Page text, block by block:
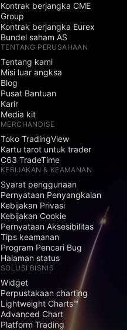
Kontrak berjangka CME
Group
Kontrak berjangka Eurex
Bundel saham AS
TENTANG PERUSAHAAN
Tentang kami
Misi luar angksa
Blog
Pusat Bantuan
Karir
Media kit
MERCHANDISE
Toko TradingView
Kartu tarot untuk trader
C63 TradeTime
KEBIJAKAN & KEAMANAN
Syarat penggunaan
Pernyataan Penyangkalan
Kebijakan Privasi
Kebijakan Cookie
Pernyataan Aksesibilitas
Tips keamanan
Program Pencari Bug
Halaman status
SOLUSI BISNIS
Widget
Perpustakaan charting
Lightweight Charts™
Advanced Chart
Platform Trading